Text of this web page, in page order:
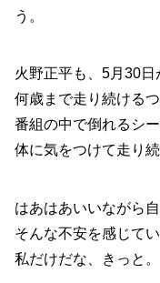
う。
火野正平も、5月30日
何歳まで走り続ける
番組の中で倒れるシ
体に気をつけて走り続
はあはあいいながら
そんな不安を感じて
私だけだな、きっと。